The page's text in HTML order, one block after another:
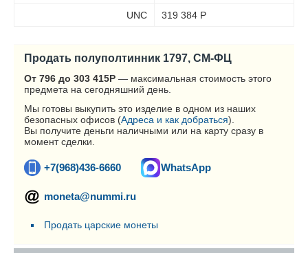
UNC 319 384 Р
Продать полуполтинник 1797, СМ-ФЦ
От 796 до 303 415Р — максимальная стоимость этого
предмета на сегодняшний день.
Мы готовы выкупить это изделие в одном из наших
безопасных офисов (Адреса и как добраться).
Вы получите деньги наличными или на карту сразу в
момент сделки.
+7(968)436-6660 WhatsApp
moneta@nummi.ru
Продать царские монеты